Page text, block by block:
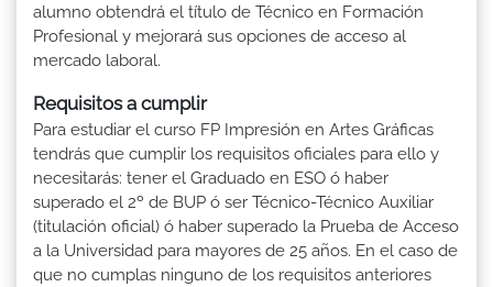
alumno obtendrá el título de Técnico en Formación
Profesional y mejorará sus opciones de acceso al
mercado laboral.
Requisitos a cumplir
Para estudiar el curso FP Impresión en Artes Gráficas
tendrás que cumplir los requisitos oficiales para ello y
necesitarás: tener el Graduado en ESO ó haber
superado el 2º de BUP ó ser Técnico-Técnico Auxiliar
(titulación oficial) ó haber superado la Prueba de Acceso
a la Universidad para mayores de 25 años. En el caso de
que no cumplas ninguno de los requisitos anteriores